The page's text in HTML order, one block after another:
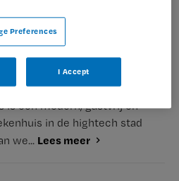
is een modern, gastvrij en
in de hightech stad
we... Lees meer
Preferences
I Accept